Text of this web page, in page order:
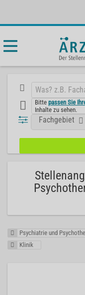
Bittepassen Sie
Inhalte zu sehen.
Fachgebiet
Psychiatrie und
Klinik